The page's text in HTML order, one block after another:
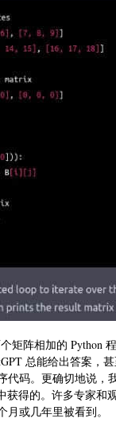
矩阵相加的 Python
总能给出答案
代码。更确切地说，
得的。许多专家和
月或几年里被看到。